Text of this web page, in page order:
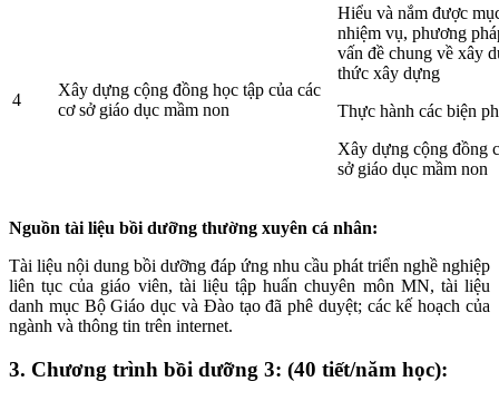
4
Xây dựng cộng đồng học tập của các
cơ sở giáo dục mầm non
Hiểu và nắm được
nhiệm vụ, phương
vấn đề chung về xây
thức xây dựng
Thực hành các biện
Xây dựng cộng đồng
sở giáo dục mầm non
Nguồn tài liệu bồi dưỡng thường xuyên cá nhân:
Tài liệu nội dung bồi dưỡng đáp ứng nhu cầu phát triển nghề nghiệp
liên tục của giáo viên, tài liệu tập huấn chuyên môn MN, tài liệu
danh mục Bộ Giáo dục và Đào tạo đã phê duyệt; các kế hoạch của
ngành và thông tin trên internet.
3. Chương trình bồi dưỡng 3: (40 tiết/năm học):